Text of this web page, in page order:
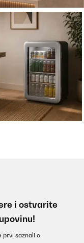
i ostvarite
prvi saznali o